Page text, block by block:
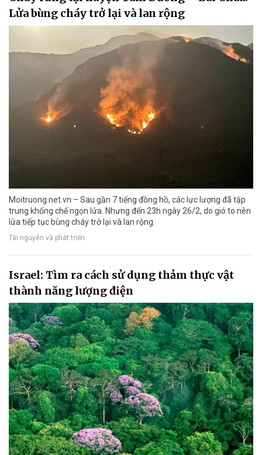
Lửa bùng cháy trở lại và lan rộng
Moitruong.net.vn – Sau gần 7 tiếng đồng hồ, các lực lượng đã tập
trung khống chế ngọn lửa. Nhưng đến 23h ngày 26/2, do gió to nên
lửa tiếp tục bùng cháy trở lại và lan rộng.
Tài nguyên và phát triển
Israel: Tìm ra cách sử dụng thảm thực vật
thành năng lượng điện